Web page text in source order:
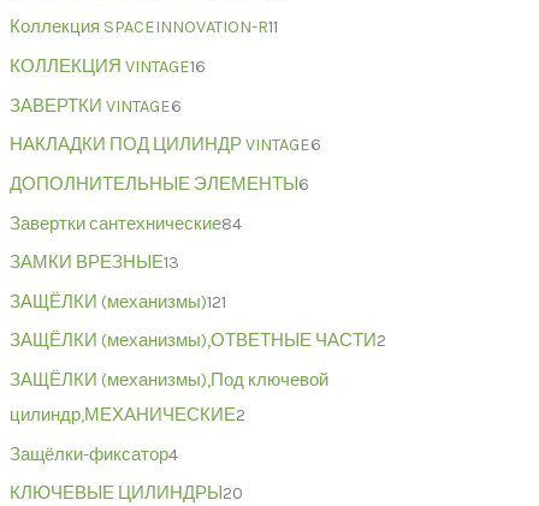
Коллекция SPACEINNOVATION-R11
КОЛЛЕКЦИЯ VINTAGE16
ЗАВЕРТКИ VINTAGE6
НАКЛАДКИ ПОД ЦИЛИНДР VINTAGE6
ДОПОЛНИТЕЛЬНЫЕ ЭЛЕМЕНТЫ 6
Завертки сантехнические84
ЗАМКИ ВРЕЗНЫЕ13
ЗАЩЁЛКИ (механизмы)121
ЗАЩЁЛКИ (механизмы),ОТВЕТНЫЕ ЧАСТИ2
ЗАЩЁЛКИ (механизмы),Под ключевой
цилиндр,МЕХАНИЧЕСКИЕ2
Защёлки-фиксатор4
КЛЮЧЕВЫЕ ЦИЛИНДРЫ 20